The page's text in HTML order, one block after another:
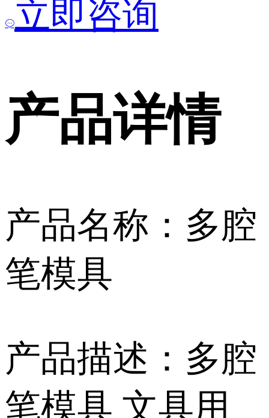
立即咨询
产品详情
产品名称：多腔
笔模具
产品描述：多腔
笔模具 文具用